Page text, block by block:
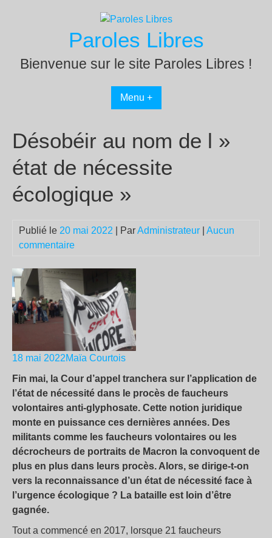
Paroles Libres
Bienvenue sur le site Paroles Libres !
Menu +
Désobéir au nom de l »
état de nécessite
écologique »
Publié le 20 mai 2022 | ParAdministrateur
Aucun
commentaire
18 mai 2022Maïa Courtois
Fin mai, la Cour d’appel tranchera sur l’application de
l’état de nécessité dans le procès de faucheurs
volontaires anti-glyphosate. Cette notion juridique
monte en puissance ces dernières années. Des
militants comme les faucheurs volontaires ou les
décrocheurs de portraits de Macron la convoquent de
plus en plus dans leurs procès. Alors, se dirige-t-on
vers la reconnaissance d’un état de nécessité face à
l’urgence écologique ? La bataille est loin d’être
gagnée.
Tout a commencé en 2017, lorsque 21 faucheurs